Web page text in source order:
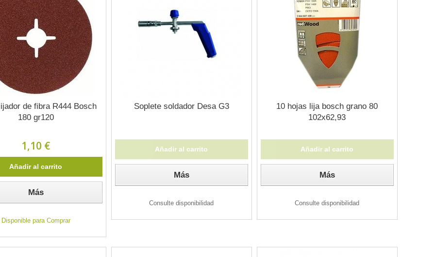
de fibra R444 Bosch
180 gr120
1,10 €
Añadir al carrito
Más
Disponible para Comprar
Soplete soldador Desa G3
Añadir al carrito
Más
Consulte disponibilidad
10 hojas lija bosch grano 80
102x62,93
Añadir al carrito
Más
Consulte disponibilidad